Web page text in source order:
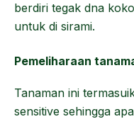
berdiri tegak dna
untuk di sirami.
Pemeliharaan
Tanaman ini
sensitive sehingga